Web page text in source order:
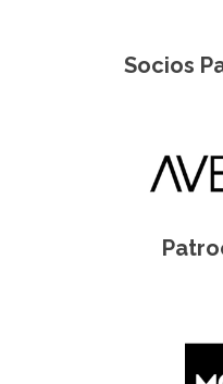
Socios